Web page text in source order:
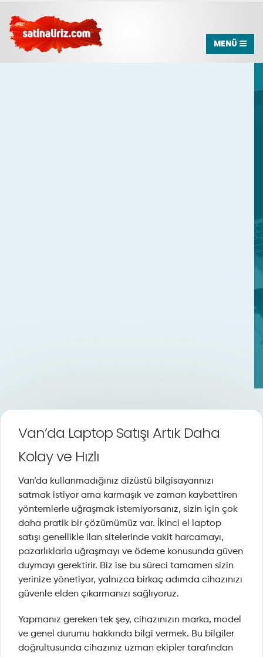
Van’da Laptop Satışı Artık Daha
Kolay ve Hızlı
Van’da kullanmadığınız dizüstü bilgisayarınızı
satmak istiyor ama karmaşık ve zaman kaybettiren
yöntemlerle uğraşmak istemiyorsanız, sizin için çok
daha pratik bir çözümümüz var. İkinci el laptop
satışı genellikle ilan sitelerinde vakit harcamayı,
pazarlıklarla uğraşmayı ve ödeme konusunda güven
duymayı gerektirir. Biz ise bu süreci tamamen sizin
yerinize yönetiyor, yalnızca birkaç adımda cihazınızı
güvenle elden çıkarmanızı sağlıyoruz.
Yapmanız gereken tek şey, cihazınızın marka, model
ve genel durumu hakkında bilgi vermek. Bu bilgiler
doğrultusunda cihazınız uzman ekipler tarafından